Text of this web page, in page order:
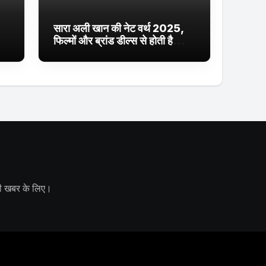
सारा अली खान की नेट वर्थ 2025,
फिल्मों और ब्रांड डील्स से होती है
खबर के लिए।